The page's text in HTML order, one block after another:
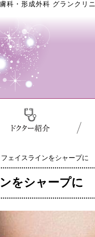
科・形成外科 グランクリ
フェイスラインをシャープに
をシャープに